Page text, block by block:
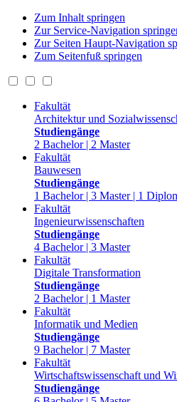
Zum Inhalt springen
Zur Service-Navigation
Zur Seiten Haupt-Navigation
Zum Seitenfuß springen
Fakultät
Architektur und
Studiengänge
2 Bachelor | 2 Master
Fakultät
Bauwesen
Studiengänge
1 Bachelor | 3 Master | 1
Fakultät
Ingenieurwissenschaften
Studiengänge
4 Bachelor | 3 Master
Fakultät
Digitale Transformation
Studiengänge
2 Bachelor | 1 Master
Fakultät
Informatik und Medien
Studiengänge
9 Bachelor | 7 Master
Fakultät
Wirtschaftswissenschaft und
Studiengänge